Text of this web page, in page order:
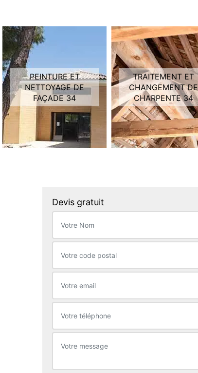
PEINTURE ET
NETTOYAGE DE
FAÇADE 34
TRAITEMENT ET
CHANGEMENT DE
CHARPENTE 34
Devis gratuit